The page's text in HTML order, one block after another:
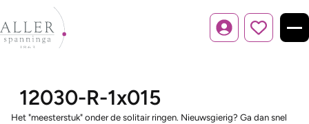
Inloggen
12030-R-1x015
Het "meesterstuk" onder de solitair ringen. Nieuwsgierig? Ga dan snel